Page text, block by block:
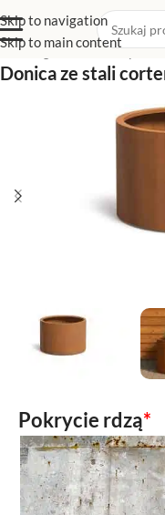
Skip to navigation
Skip to main content
Strona główna/Sklep z
Donica ze stali
*
Pokrycie rdzą